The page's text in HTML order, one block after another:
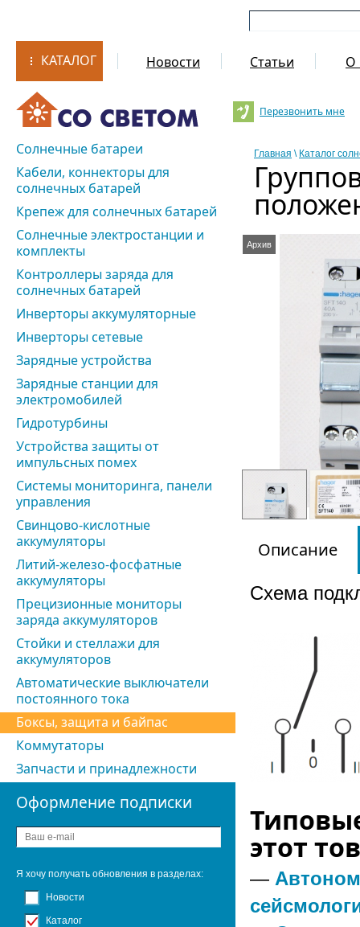
КАТАЛОГ Новости Статьи О
Перезвонить мне
Солнечные батареи
Кабели, коннекторы для
солнечных батарей
Крепеж для солнечных батарей
Солнечные электростанции и
комплекты
Контроллеры заряда для
солнечных батарей
Инверторы аккумуляторные
Инверторы сетевые
Зарядные устройства
Зарядные станции для
электромобилей
Гидротурбины
Устройства защиты от
импульсных помех
Системы мониторинга, панели
управления
Свинцово-кислотные
аккумуляторы
Литий-железо-фосфатные
аккумуляторы
Прецизионные мониторы
заряда аккумуляторов
Стойки и стеллажи для
аккумуляторов
Автоматические выключатели
постоянного тока
Боксы, защита и байпас
Коммутаторы
Запчасти и принадлежности
Оформление подписки
Я хочу получать обновления в разделах:
Новости
Каталог
Главная \ Каталог
Архив
Описание
Схема
этот
—